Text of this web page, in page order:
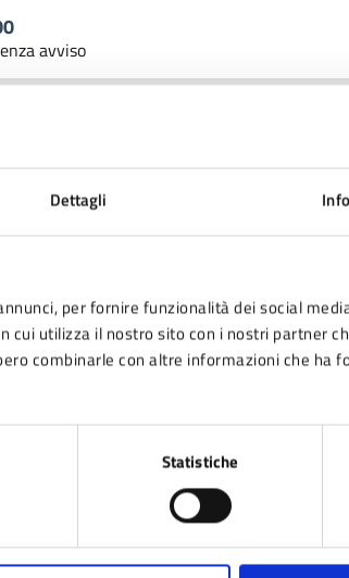
Dettagli
per fornire funzionalità dei social
utilizza il nostro sito con i nostri partner
combinarle con altre informazioni che ha
Statistiche
avviso
MERCATINO (PDF - 592 KB)
MERCATINO (DOCX - 22 KB)